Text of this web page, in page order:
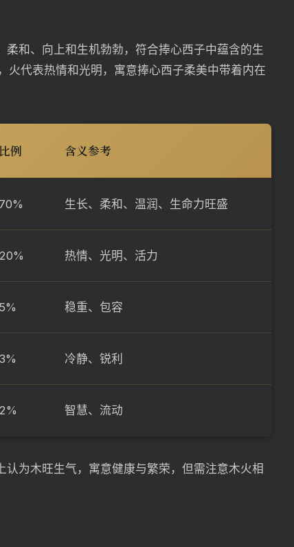
柔和、向上和生机勃勃，符合捧心西子中蕴含的生
火代表热情和光明，寓意捧心西子柔美中带着内在
比例 含义参考
70% 生长、柔和、温润、生命力旺盛
20% 热情、光明、活力
5% 稳重、包容
3% 冷静、锐利
2% 智慧、流动
认为木旺生气，寓意健康与繁荣，但需注意木火相